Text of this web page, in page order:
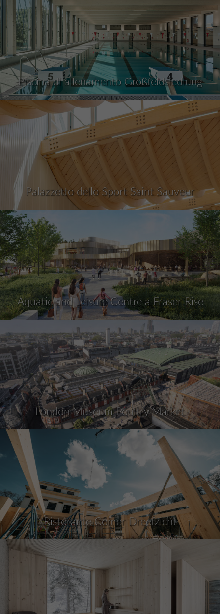
Piscina di allenamento Großfeldsiedlung
Palazzetto dello Sport Saint Sauveur
Aquatic and Leisure Centre a Fraser Rise
London Museum Poultry Market
Ristorante Comer Dreefzicht